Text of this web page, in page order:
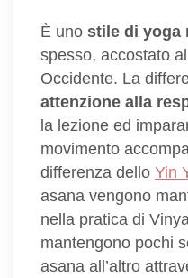
È uno stile di yoga
spesso, accostato
Occidente. La
attenzione alla
la lezione ed
movimento
differenza dello Yin
asana vengono
nella pratica di
mantengono pochi
asana all’altro